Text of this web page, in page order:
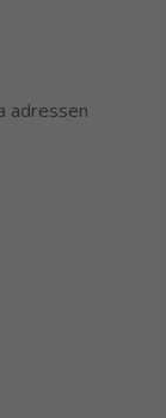
adressen